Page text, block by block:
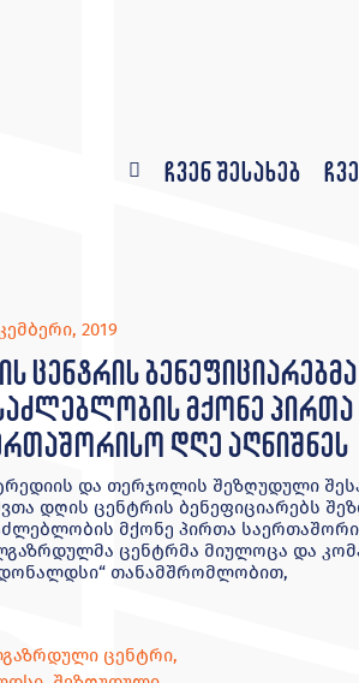
ჩვენ შესახებ
2019
ცენტრის
მქონე პირთა
დღე აღნიშნეს
და თერჯოლის შეზღუდული
დღის ცენტრის ბენეფიციარებს
მქონე პირთა
ცენტრმა მიულოცა და
თანამშრომლობით,
ცენტრი,